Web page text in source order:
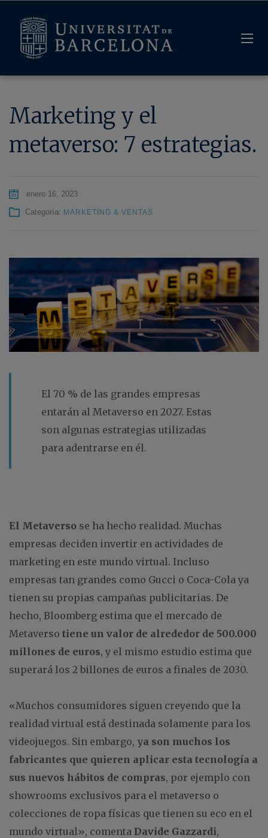
Marketing y el
metaverso: 7 estrategias.
enero 16, 2023
Categoría: MARKETING & VENTAS
El 70 % de las grandes empresas
entarán al Metaverso en 2027. Estas
son algunas estrategias utilizadas
para adentrarse en él.
El Metaverso se ha hecho realidad. Muchas
empresas deciden invertir en actividades de
marketing en este mundo virtual. Incluso
empresas tan grandes como Gucci o Coca-Cola ya
tienen su propias campañas publicitarias. De
hecho, Bloomberg estima que el mercado de
Metaverso tiene un valor de alrededor de 500.000
millones de euros, y el mismo estudio estima que
superará los 2 billones de euros a finales de 2030.
«Muchos consumidores siguen creyendo que la
realidad virtual está destinada solamente para los
videojuegos. Sin embargo, ya son muchos los
fabricantes que quieren aplicar esta tecnología a
sus nuevos hábitos de compras, por ejemplo con
showrooms exclusivos para el metaverso o
colecciones de ropa físicas que tienen su eco en el
mundo virtual», comenta Davide Gazzardi,